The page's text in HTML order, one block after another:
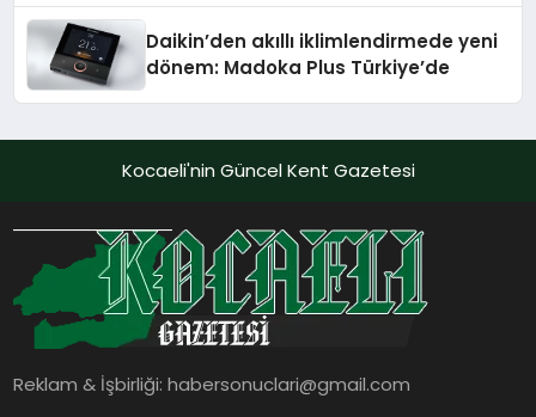
Daikin’den akıllı iklimlendirmede yeni
dönem: Madoka Plus Türkiye’de
Kocaeli'nin Güncel Kent Gazetesi
Reklam & İşbirliği:habersonuclari@gmail.com